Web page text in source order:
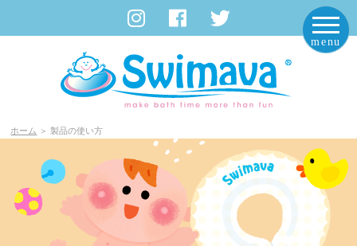
ホーム ＞ 製品の使い方